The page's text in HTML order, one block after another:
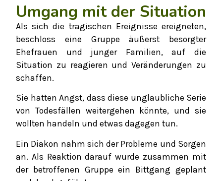
Umgang mit der Situation
Als sich die tragischen Ereignisse ereigneten,
beschloss eine Gruppe äußerst besorgter
Ehefrauen und junger Familien, auf die
Situation zu reagieren und Veränderungen zu
schaffen.
Sie hatten Angst, dass diese unglaubliche Serie
von Todesfällen weitergehen könnte, und sie
wollten handeln und etwas dagegen tun.
Ein Diakon nahm sich der Probleme und Sorgen
an. Als Reaktion darauf wurde zusammen mit
der betroffenen Gruppe ein Bittgang geplant